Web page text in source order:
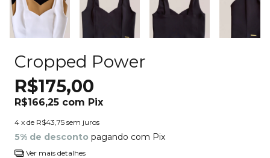
Cropped Power
R$175,00
R$166,25 com Pix
4 x de R$43,75 sem juros
5% de desconto pagando com Pix
Ver mais detalhes